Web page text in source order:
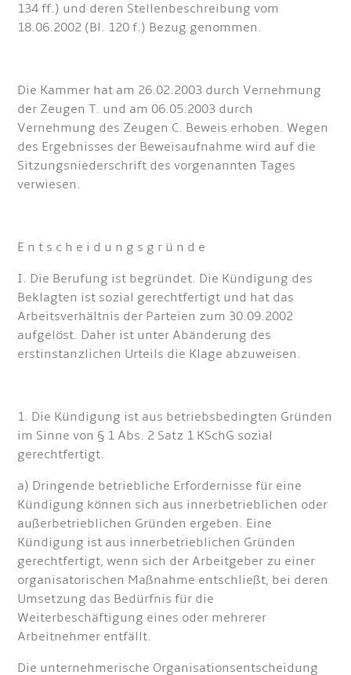
134 ff.) und deren Stellenbeschreibung vom
18.06.2002 (Bl. 120 f.) Bezug genommen.
Die Kammer hat am 26.02.2003 durch Vernehmung
der Zeugen T. und am 06.05.2003 durch
Vernehmung des Zeugen C. Beweis erhoben. Wegen
des Ergebnisses der Beweisaufnahme wird auf die
Sitzungsniederschrift des vorgenannten Tages
verwiesen.
E n t s c h e i d u n g s g r ü n d e
I. Die Berufung ist begründet. Die Kündigung des
Beklagten ist sozial gerechtfertigt und hat das
Arbeitsverhältnis der Parteien zum 30.09.2002
aufgelöst. Daher ist unter Abänderung des
erstinstanzlichen Urteils die Klage abzuweisen.
1. Die Kündigung ist aus betriebsbedingten Gründen
im Sinne von § 1 Abs. 2 Satz 1 KSchG sozial
gerechtfertigt.
a) Dringende betriebliche Erfordernisse für eine
Kündigung können sich aus innerbetrieblichen oder
außerbetrieblichen Gründen ergeben. Eine
Kündigung ist aus innerbetrieblichen Gründen
gerechtfertigt, wenn sich der Arbeitgeber zu einer
organisatorischen Maßnahme entschließt, bei deren
Umsetzung das Bedürfnis für die
Weiterbeschäftigung eines oder mehrerer
Arbeitnehmer entfällt.
Die unternehmerische Organisationsentscheidung